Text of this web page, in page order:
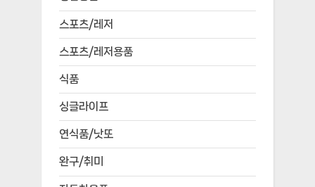
스포츠/레저
스포츠/레저용품
식품
싱글라이프
연식품/낫또
완구/취미